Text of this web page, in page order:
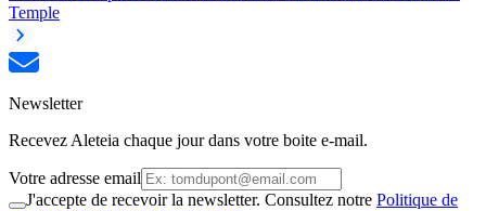
Temple
Newsletter
Recevez Aleteia chaque jour dans votre boite e-mail.
Votre adresse email
J'accepte de recevoir la newsletter. Consultez notre Politique de